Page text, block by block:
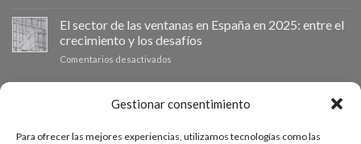
Gestionar consentimiento
Para ofrecer las mejores experiencias, utilizamos tecnologías como las
en
los
qué
las
la
inversión
importancia
las
ventanas:
El sector de las ventanas en España en 2025: entre el
crecimiento y los desafíos
Comentarios desactivados
en
PRESUPUESTO A MEDIDA